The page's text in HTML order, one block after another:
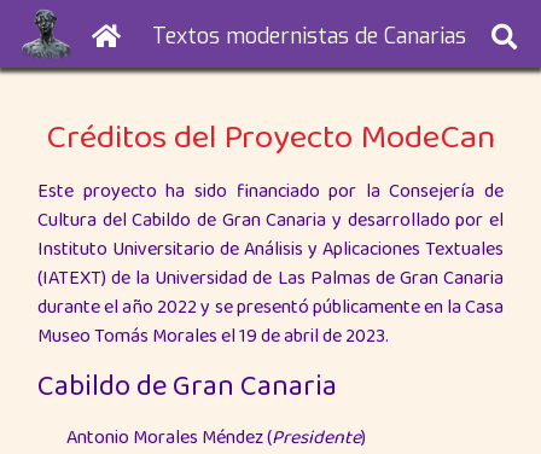
Textos modernistas de Canarias
Créditos del Proyecto ModeCan
Este proyecto ha sido financiado por la Consejería de
Cultura del Cabildo de Gran Canaria y desarrollado por el
Instituto Universitario de Análisis y Aplicaciones Textuales
(IATEXT) de la Universidad de Las Palmas de Gran Canaria
durante el año 2022 y se presentó públicamente en la Casa
Museo Tomás Morales el 19 de abril de 2023.
Cabildo de Gran Canaria
Antonio Morales Méndez (Presidente)